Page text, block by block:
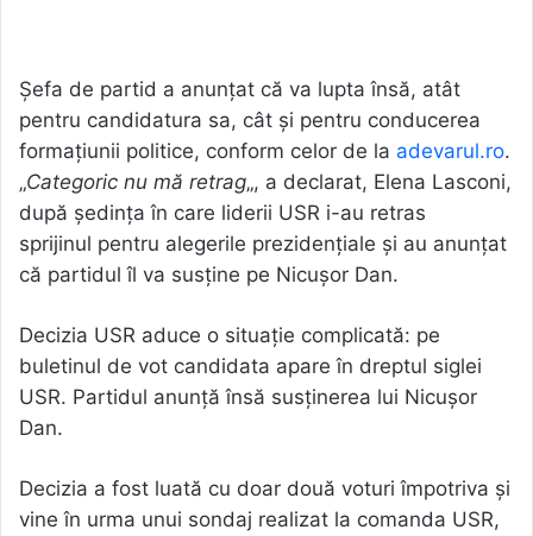
Șefa de partid a anunțat că va lupta însă, atât
pentru candidatura sa, cât și pentru conducerea
formațiunii politice, conform celor de la adevarul.ro.
„Categoric nu mă retrag„, a declarat, Elena Lasconi,
după şedinţa în care liderii USR i-au retras
sprijinul pentru alegerile prezidenţiale şi au anunţat
că partidul îl va susţine pe Nicuşor Dan.
Decizia USR aduce o situație complicată: pe
buletinul de vot candidata apare în dreptul siglei
USR. Partidul anunță însă susținerea lui Nicușor
Dan.
Decizia a fost luată cu doar două voturi împotriva și
vine în urma unui sondaj realizat la comanda USR,